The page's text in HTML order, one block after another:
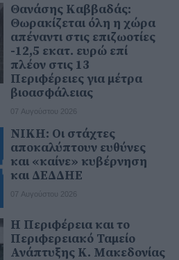
Θανάσης Καββαδάς:
Θωρακίζεται όλη η χώρα
απέναντι στις επιζωοτίες
-12,5 εκατ. ευρώ επί
πλέον στις 13
Περιφέρειες για μέτρα
βιοασφάλειας
07 Αυγούστου 2026
ΝΙΚΗ: Οι στάχτες
αποκαλύπτουν ευθύνες
και «καίνε» κυβέρνηση
και ΔΕΔΔΗΕ
07 Αυγούστου 2026
Η Περιφέρεια και το
Περιφερειακό Ταμείο
Ανάπτυξης Κ. Μακεδονίας